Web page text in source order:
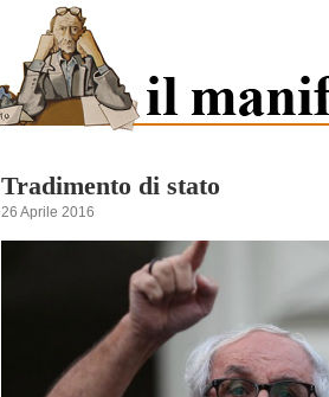
Tradimento di stato
26 Aprile 2016